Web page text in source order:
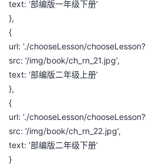
text: ‘部编版一年级下册’
},
{
url: ‘./chooseLesson/
src: ‘/img/book/ch_rn_21.jpg’,
text: ‘部编版二年级上册’
},
{
url: ‘./chooseLesson/
src: ‘/img/book/ch_rn_22.jpg’,
text: ‘部编版二年级下册’
}